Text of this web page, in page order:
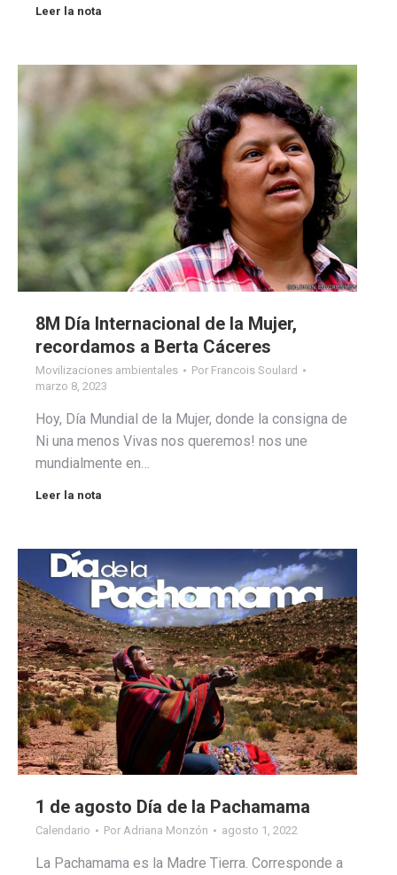
Leer la nota
8M Día Internacional de la Mujer,
recordamos a Berta Cáceres
Movilizaciones ambientales Por Francois Soulard
marzo 8, 2023
Hoy, Día Mundial de la Mujer, donde la consigna de
Ni una menos Vivas nos queremos! nos une
mundialmente en…
Leer la nota
1 de agosto Día de la Pachamama
Calendario Por Adriana Monzón agosto 1, 2022
La Pachamama es la Madre Tierra. Corresponde a